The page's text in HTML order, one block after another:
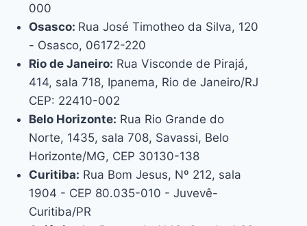
000
Osasco: Rua José Timotheo da Silva, 120
- Osasco, 06172-220
Rio de Janeiro: Rua Visconde de Pirajá,
414, sala 718, Ipanema, Rio de Janeiro/RJ
CEP: 22410-002
Belo Horizonte: Rua Rio Grande do
Norte, 1435, sala 708, Savassi, Belo
Horizonte/MG, CEP 30130-138
Curitiba: Rua Bom Jesus, Nº 212, sala
1904 - CEP 80.035-010 - Juvevê-
Curitiba/PR